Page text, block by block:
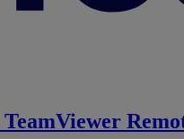
TeamViewer